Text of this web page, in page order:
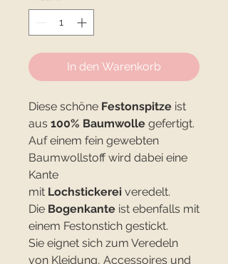
In den Warenkorb
Diese schöne Festonspitze ist
aus 100% Baumwolle gefertigt.
Auf einem fein gewebten
Baumwollstoff wird dabei eine
Kante
mit Lochstickerei veredelt.
Die Bogenkante ist ebenfalls mit
einem Festonstich gestickt.
Sie eignet sich zum Veredeln
von Kleidung, Accessoires und